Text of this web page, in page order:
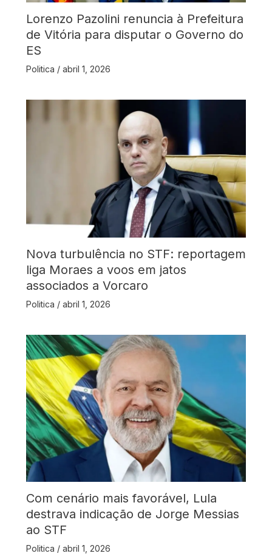
Lorenzo Pazolini renuncia à Prefeitura
de Vitória para disputar o Governo do
ES
Politica / abril 1, 2026
Nova turbulência no STF: reportagem
liga Moraes a voos em jatos
associados a Vorcaro
Politica / abril 1, 2026
Com cenário mais favorável, Lula
destrava indicação de Jorge Messias
ao STF
Politica / abril 1, 2026